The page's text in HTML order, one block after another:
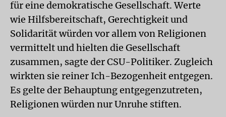
für eine demokratische Gesellschaft. Werte
wie Hilfsbereitschaft, Gerechtigkeit und
Solidarität würden vor allem von Religionen
vermittelt und hielten die Gesellschaft
zusammen, sagte der CSU-Politiker. Zugleich
wirkten sie reiner Ich-Bezogenheit entgegen.
Es gelte der Behauptung entgegenzutreten,
Religionen würden nur Unruhe stiften.